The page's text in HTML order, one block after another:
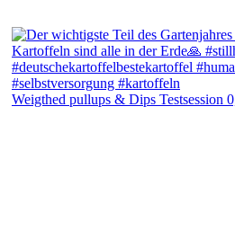
Weigthed pullups & Dips Testsession